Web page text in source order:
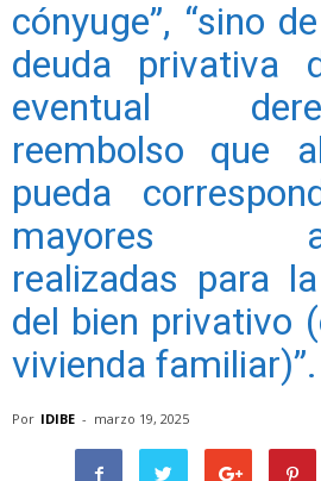
cónyuge”, “sino
deuda privativa
eventual
reembolso que
pueda
mayores
realizadas para
del bien privativo
vivienda familiar)”.
Por IDIBE - marzo 19, 2025